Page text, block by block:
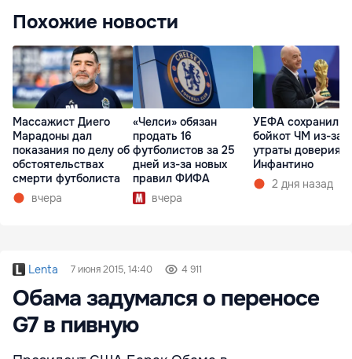
Похожие новости
Массажист Диего
Марадоны дал
показания по делу об
обстоятельствах
смерти футболиста
вчера
«Челси» обязан
продать 16
футболистов за 25
дней из-за новых
правил ФИФА
вчера
УЕФА сохранил
бойкот ЧМ из-за
утраты доверия к
Инфантино
2 дня назад
Lenta 7 июня 2015, 14:40 4 911
Обама задумался о переносе
G7 в пивную